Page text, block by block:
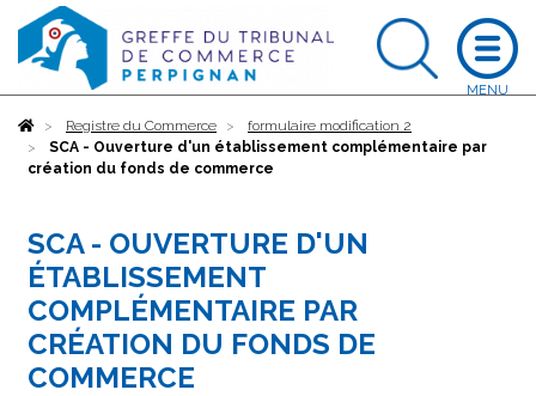
AccueilRegistre du Commerce
formulaire modification 2
SCA - Ouverture d'un établissement complémentaire par
création du fonds de commerce
SCA - OUVERTURE D'UN
ÉTABLISSEMENT
COMPLÉMENTAIRE PAR
CRÉATION DU FONDS DE
COMMERCE